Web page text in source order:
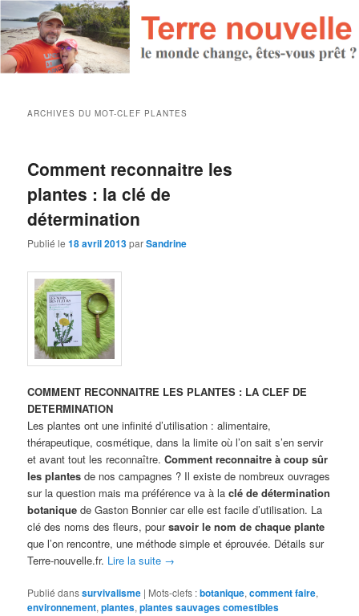
ARCHIVES DU MOT-CLEF PLANTES
Comment reconnaitre les
plantes : la clé de
détermination
Publié le18 avril 2013parSandrine
COMMENT RECONNAITRE LES PLANTES : LA CLEF DE
DETERMINATION
Les plantes ont une infinité d’utilisation : alimentaire,
thérapeutique, cosmétique, dans la limite où l’on sait s’en servir
et avant tout les reconnaître. Comment reconnaitre à coup sûr
les plantes de nos campagnes ? Il existe de nombreux ouvrages
sur la question mais ma préférence va à laclé de détermination
botanique de Gaston Bonnier car elle est facile d’utilisation. La
clé des noms des fleurs, poursavoir le nom de chaque plante
que l’on rencontre, une méthode simple et éprouvée. Détails sur
Terre-nouvelle.fr. Lire la suite →
Publié danssurvivalisme | Mots-clefs :botanique,comment faire,
environnement,plantes,plantes sauvages comestibles